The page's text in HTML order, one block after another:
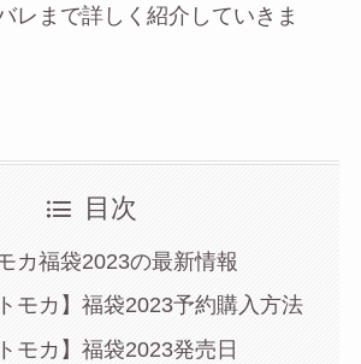
レまで詳しく紹介していきま
目次
カ福袋2023の最新情報
モカ】福袋2023予約購入方法
モカ】福袋2023発売日